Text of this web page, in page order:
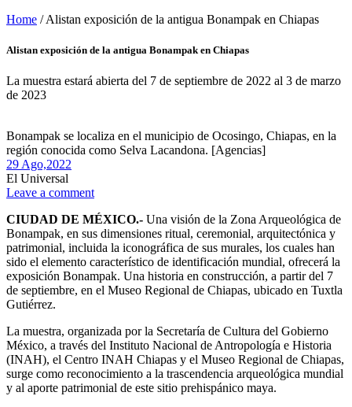
Home / Alistan exposición de la antigua Bonampak en Chiapas
Alistan exposición de la antigua Bonampak en Chiapas
La muestra estará abierta del 7 de septiembre de 2022 al 3 de marzo
de 2023
Bonampak se localiza en el municipio de Ocosingo, Chiapas, en la
región conocida como Selva Lacandona. [Agencias]
29 Ago,2022
El Universal
Leave a comment
CIUDAD DE MÉXICO.- Una visión de la Zona Arqueológica de
Bonampak, en sus dimensiones ritual, ceremonial, arquitectónica y
patrimonial, incluida la iconográfica de sus murales, los cuales han
sido el elemento característico de identificación mundial, ofrecerá la
exposición Bonampak. Una historia en construcción, a partir del 7
de septiembre, en el Museo Regional de Chiapas, ubicado en Tuxtla
Gutiérrez.
La muestra, organizada por la Secretaría de Cultura del Gobierno
México, a través del Instituto Nacional de Antropología e Historia
(INAH), el Centro INAH Chiapas y el Museo Regional de Chiapas,
surge como reconocimiento a la trascendencia arqueológica mundial
y al aporte patrimonial de este sitio prehispánico maya.